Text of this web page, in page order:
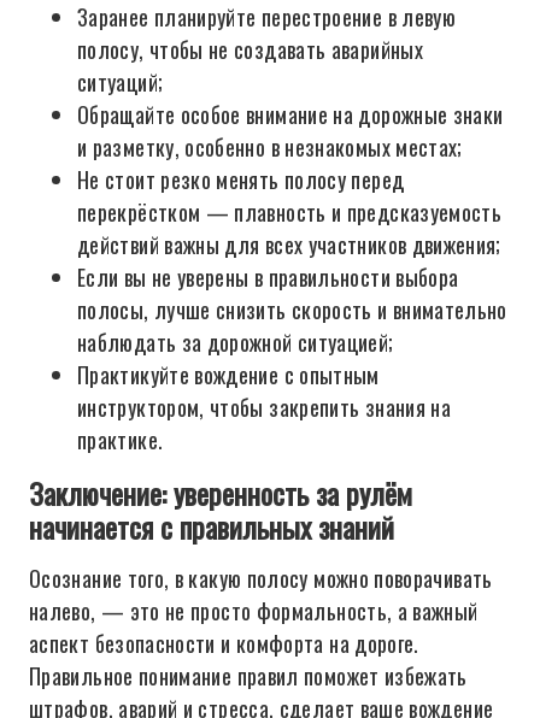
Заранее планируйте перестроение в левую
полосу, чтобы не создавать аварийных
ситуаций;
Обращайте особое внимание на дорожные знаки
и разметку, особенно в незнакомых местах;
Не стоит резко менять полосу перед
перекрёстком — плавность и предсказуемость
действий важны для всех участников движения;
Если вы не уверены в правильности выбора
полосы, лучше снизить скорость и внимательно
наблюдать за дорожной ситуацией;
Практикуйте вождение с опытным
инструктором, чтобы закрепить знания на
практике.
Заключение: уверенность за рулём
начинается с правильных знаний
Осознание того, в какую полосу можно поворачивать
налево, — это не просто формальность, а важный
аспект безопасности и комфорта на дороге.
Правильное понимание правил поможет избежать
штрафов, аварий и стресса, сделает ваше вождение